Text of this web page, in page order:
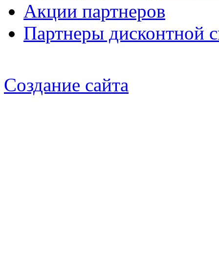
Акции партнеров
Партнеры дисконтной
Создание сайта